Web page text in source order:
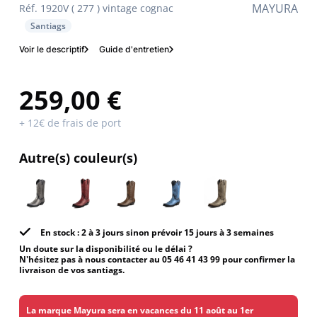
MAYURA
Réf. 1920V ( 277 ) vintage cognac
Santiags
Voir le descriptif Guide d'entretien
259,00 €
+ 12€ de frais de port
Autre(s) couleur(s)
En stock : 2 à 3 jours sinon prévoir 15 jours à 3 semaines
Un doute sur la disponibilité ou le délai ?
N'hésitez pas à nous contacter au 05 46 41 43 99 pour confirmer la
livraison de vos santiags.
La marque Mayura sera en vacances du 11 août au 1er